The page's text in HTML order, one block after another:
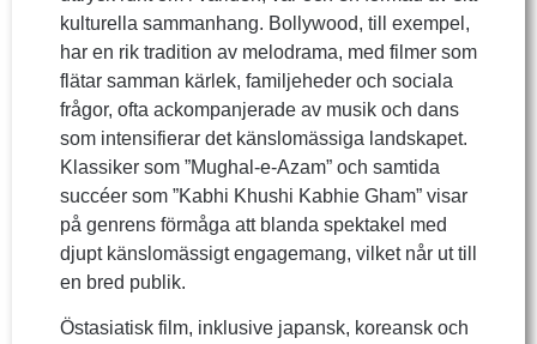
kulturella sammanhang. Bollywood, till exempel,
har en rik tradition av melodrama, med filmer som
flätar samman kärlek, familjeheder och sociala
frågor, ofta ackompanjerade av musik och dans
som intensifierar det känslomässiga landskapet.
Klassiker som ”Mughal-e-Azam” och samtida
succéer som ”Kabhi Khushi Kabhie Gham” visar
på genrens förmåga att blanda spektakel med
djupt känslomässigt engagemang, vilket når ut till
en bred publik.
Östasiatisk film, inklusive japansk, koreansk och